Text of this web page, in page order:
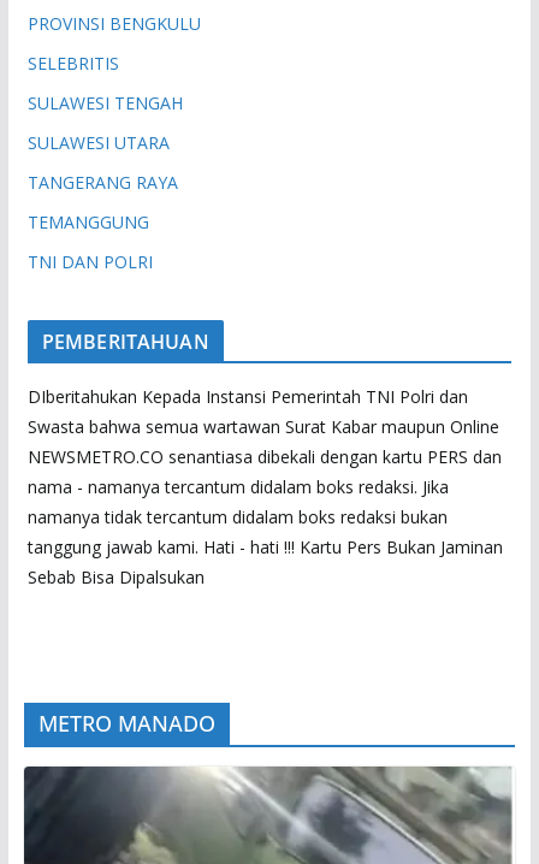
PROVINSI BENGKULU
SELEBRITIS
SULAWESI TENGAH
SULAWESI UTARA
TANGERANG RAYA
TEMANGGUNG
TNI DAN POLRI
PEMBERITAHUAN
DIberitahukan Kepada Instansi Pemerintah TNI Polri dan
Swasta bahwa semua wartawan Surat Kabar maupun Online
NEWSMETRO.CO senantiasa dibekali dengan kartu PERS dan
nama - namanya tercantum didalam boks redaksi. Jika
namanya tidak tercantum didalam boks redaksi bukan
tanggung jawab kami. Hati - hati !!! Kartu Pers Bukan Jaminan
Sebab Bisa Dipalsukan
METRO MANADO